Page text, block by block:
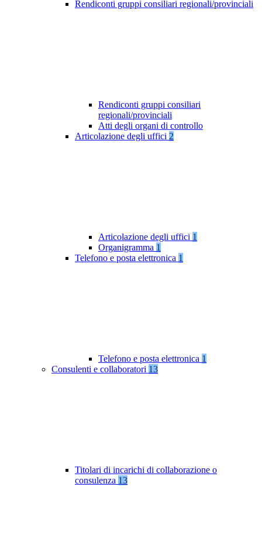
Rendiconti gruppi consiliari regionali/provinciali
Rendiconti gruppi consiliari
regionali/provinciali
Atti degli organi di controllo
Articolazione degli uffici 2
Articolazione degli uffici 1
Organigramma 1
Telefono e posta elettronica 1
Telefono e posta elettronica 1
Consulenti e collaboratori 13
Titolari di incarichi di collaborazione o
consulenza 13